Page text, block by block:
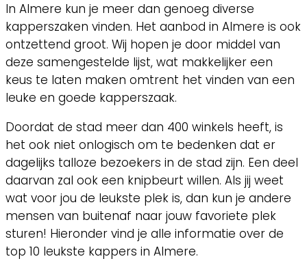
In Almere kun je meer dan genoeg diverse
kapperszaken vinden. Het aanbod in Almere is ook
ontzettend groot. Wij hopen je door middel van
deze samengestelde lijst, wat makkelijker een
keus te laten maken omtrent het vinden van een
leuke en goede kapperszaak.
Doordat de stad meer dan 400 winkels heeft, is
het ook niet onlogisch om te bedenken dat er
dagelijks talloze bezoekers in de stad zijn. Een deel
daarvan zal ook een knipbeurt willen. Als jij weet
wat voor jou de leukste plek is, dan kun je andere
mensen van buitenaf naar jouw favoriete plek
sturen! Hieronder vind je alle informatie over de
top 10 leukste kappers in Almere.